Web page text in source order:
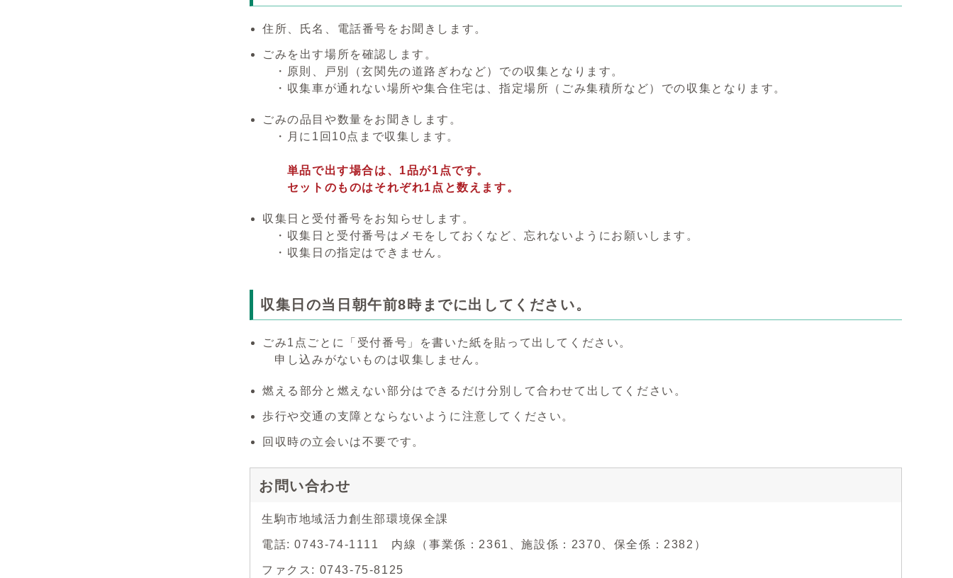
住所、氏名、電話番号をお聞きします。
ごみを出す場所を確認します。
・原則、戸別（玄関先の道路ぎわなど）での収集となります。
・収集車が通れない場所や集合住宅は、指定場所（ごみ集積所など）での収集となります。
ごみの品目や数量をお聞きします。
・月に1回10点まで収集します。
単品で出す場合は、1品が1点です。
セットのものはそれぞれ1点と数えます。
収集日と受付番号をお知らせします。
・収集日と受付番号はメモをしておくなど、忘れないようにお願いします。
・収集日の指定はできません。
収集日の当日朝午前8時までに出してください。
ごみ1点ごとに「受付番号」を書いた紙を貼って出してください。
申し込みがないものは収集しません。
燃える部分と燃えない部分はできるだけ分別して合わせて出してください。
歩行や交通の支障とならないように注意してください。
回収時の立会いは不要です。
お問い合わせ
生駒市地域活力創生部環境保全課
電話: 0743-74-1111 内線（事業係：2361、施設係：2370、保全係：2382）
ファクス: 0743-75-8125